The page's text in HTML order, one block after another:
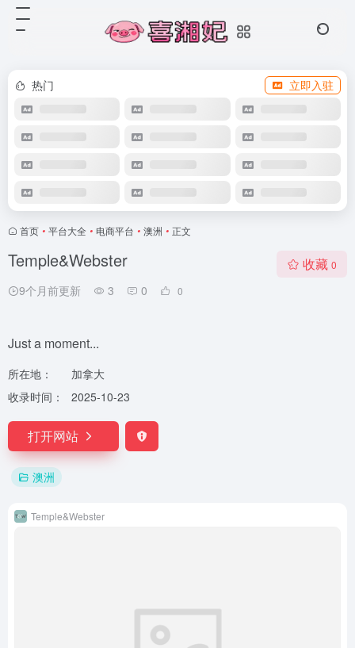
热门 立即入驻
首页 • 平台大全 • 电商平台 • 澳洲 • 正文
Temple&Webster
9个月前更新 3 0 0
收藏 0
Just a moment...
所在地：
加拿大
收录时间：
2025-10-23
打开网站
澳洲
Temple&Webster